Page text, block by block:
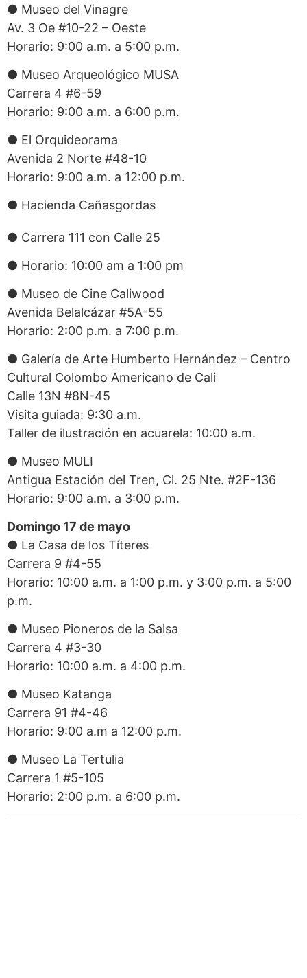
● Museo del Vinagre
Av. 3 Oe #10-22 – Oeste
Horario: 9:00 a.m. a 5:00 p.m.
● Museo Arqueológico MUSA
Carrera 4 #6-59
Horario: 9:00 a.m. a 6:00 p.m.
● El Orquideorama
Avenida 2 Norte #48-10
Horario: 9:00 a.m. a 12:00 p.m.
● Hacienda Cañasgordas
● Carrera 111 con Calle 25
● Horario: 10:00 am a 1:00 pm
● Museo de Cine Caliwood
Avenida Belalcázar #5A-55
Horario: 2:00 p.m. a 7:00 p.m.
● Galería de Arte Humberto Hernández – Centro
Cultural Colombo Americano de Cali
Calle 13N #8N-45
Visita guiada: 9:30 a.m.
Taller de ilustración en acuarela: 10:00 a.m.
● Museo MULI
Antigua Estación del Tren, Cl. 25 Nte. #2F-136
Horario: 9:00 a.m. a 3:00 p.m.
Domingo 17 de mayo
● La Casa de los Títeres
Carrera 9 #4-55
Horario: 10:00 a.m. a 1:00 p.m. y 3:00 p.m. a 5:00
p.m.
● Museo Pioneros de la Salsa
Carrera 4 #3-30
Horario: 10:00 a.m. a 4:00 p.m.
● Museo Katanga
Carrera 91 #4-46
Horario: 9:00 a.m a 12:00 p.m.
● Museo La Tertulia
Carrera 1 #5-105
Horario: 2:00 p.m. a 6:00 p.m.